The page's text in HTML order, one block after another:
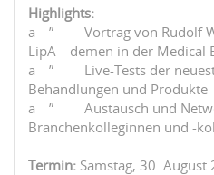
Highlights:
âœ”ï¸ Vortrag von Rudolf
LipÃ¶demen in der Medical
âœ”ï¸ Live-Tests der
Behandlungen und Produkte
âœ”ï¸ Austausch und
Branchenkolleginnen und -
Termin: Samstag, 30. August